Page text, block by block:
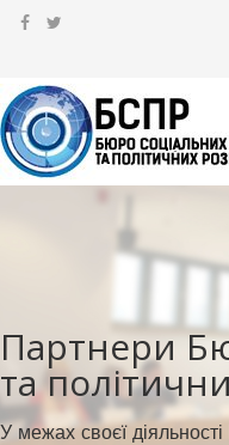
Партнери
та
У межах своєї